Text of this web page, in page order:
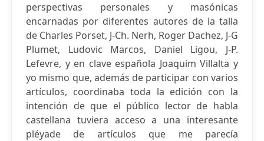
perspectivas personales y masónicas
encarnadas por diferentes autores de la talla
de Charles Porset, J-Ch. Nerh, Roger Dachez, J-G
Plumet, Ludovic Marcos, Daniel Ligou, J-P.
Lefevre, y en clave española Joaquim Villalta y
yo mismo que, además de participar con varios
artículos, coordinaba toda la edición con la
intención de que el público lector de habla
castellana tuviera acceso a una interesante
pléyade de artículos que me parecía